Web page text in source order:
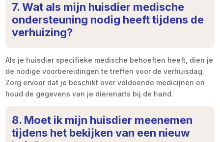
7. Wat als mijn huisdier medische
ondersteuning nodig heeft tijdens de
verhuizing?
Als je huisdier specifieke medische behoeften heeft, dien je
de nodige voorbereidingen te treffen voor de verhuisdag.
Zorg ervoor dat je beschikt over voldoende medicijnen en
houd de gegevens van je dierenarts bij de hand.
8. Moet ik mijn huisdier meenemen
tijdens het bekijken van een nieuw